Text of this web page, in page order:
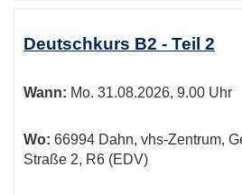
Deutschkurs B2 - Teil 2
Wann: Mo. 31.08.2026, 9.00 Uhr
Wo: 66994 Dahn, vhs-Zentrum,
Straße 2, R6 (EDV)